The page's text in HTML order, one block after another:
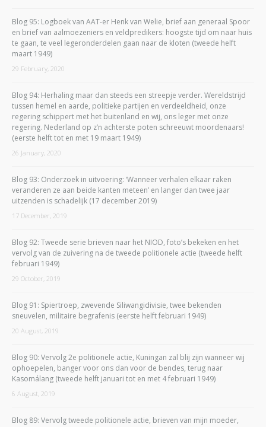
Blog 95: Logboek van AAT-er Henk van Welie, brief aan generaal Spoor
en brief van aalmoezeniers en veldpredikers: hoogste tijd om naar huis
te gaan, te veel legeronderdelen gaan naar de kloten (tweede helft
maart 1949)
29 February, 2020
Blog 94: Herhaling maar dan steeds een streepje verder. Wereldstrijd
tussen hemel en aarde, politieke partijen en verdeeldheid, onze
regering schippert met het buitenland en wij, ons leger met onze
regering. Nederland op z’n achterste poten schreeuwt moordenaars!
(eerste helft tot en met 19 maart 1949)
26 January, 2020
Blog 93: Onderzoek in uitvoering: ‘Wanneer verhalen elkaar raken
veranderen ze aan beide kanten meteen’ en langer dan twee jaar
uitzenden is schadelijk (17 december 2019)
17 December, 2019
Blog 92: Tweede serie brieven naar het NIOD, foto’s bekeken en het
vervolg van de zuivering na de tweede politionele actie (tweede helft
februari 1949)
29 October, 2019
Blog 91: Spiertroep, zwevende Siliwangidivisie, twee bekenden
sneuvelen, militaire begrafenis (eerste helft februari 1949)
20 August, 2019
Blog 90: Vervolg 2e politionele actie, Kuningan zal blij zijn wanneer wij
ophoepelen, banger voor ons dan voor de bendes, terug naar
Kasomálang (tweede helft januari tot en met 4 februari 1949)
6 August, 2019
Blog 89: Vervolg tweede politionele actie, brieven van mijn moeder,